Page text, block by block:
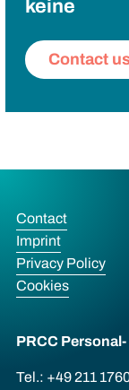
keine
Contact
Contact
Imprint
Privacy Policy
Cookies
PRCC
Tel.: +49 211